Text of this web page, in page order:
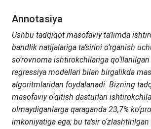
Annotasiya
Ushbu tadqiqot masofaviy ta’limda
bandlik natijalariga ta’sirini o’rganish
so’rovnoma ishtirokchilariga
regressiya modellari bilan birgalikda
algoritmlaridan foydalanadi. Bizning
masofaviy o‘qitish dasturlari
olmaydiganlarga qaraganda 23,7%
imkoniyatiga ega; bu ta’sir